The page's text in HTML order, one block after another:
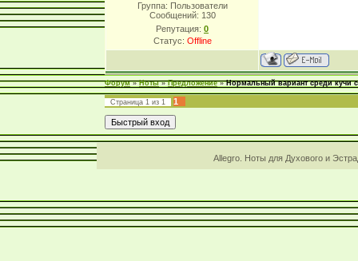
Группа: Пользователи
Сообщений: 130
Репутация: 0
Статус: Offline
Форум » Ноты » Предложение » Нормальный вариант среди кучи
Страница 1 из 1 1
Allegro. Ноты для Духового и